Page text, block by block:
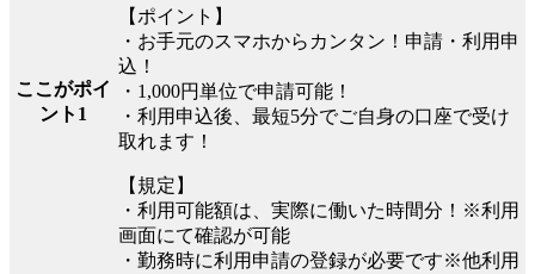
ここがポイ
ント1
【ポイント】
・お手元のスマホからカンタン！申請・利用申
込！
・1,000円単位で申請可能！
・利用申込後、最短5分でご自身の口座で受け
取れます！
【規定】
・利用可能額は、実際に働いた時間分！※利用
画面にて確認が可能
・勤務時に利用申請の登録が必要です※他利用